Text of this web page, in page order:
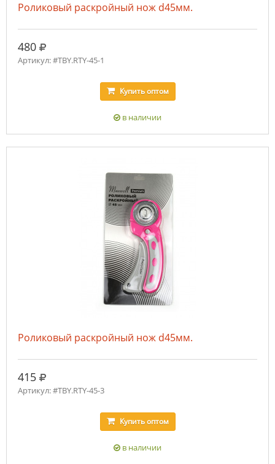
Роликовый раскройный нож d45мм.
480 руб.
Артикул: #TBY.RTY-45-1
Купитьоптом
в наличии
Роликовый раскройный нож d45мм.
415 руб.
Артикул: #TBY.RTY-45-3
Купитьоптом
в наличии